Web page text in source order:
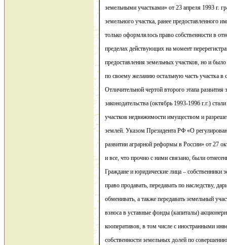
земельными участками» от 23 апреля 1993 г.
земельного участка, ранее предоставленного
только оформлялось право собственности в
пределах действующих на момент
предоставления земельных участков, но и
по своему желанию остальную часть участка в
Отличительной чертой второго этапа развития
законодательства (октябрь 1993-1996 г.г.)
участков недвижимости имуществом и
землей. Указом Президента РФ «О
развитии аграрной реформы в России» от 27
и все, что прочно с ними связано, были
Граждане и юридические лица – собственники
право продавать, передавать по наследству,
обменивать, а также передавать земельный
взноса в уставные фонды (капиталы)
кооперативов, в том числе с иностранными
собственности земельных долей по